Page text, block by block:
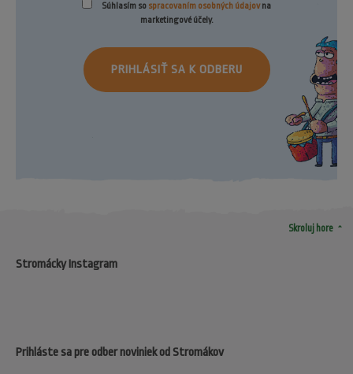
Súhlasím so spracovaním osobných údajovna
marketingové účely.
PRIHLÁSIŤ SA K ODBERU
Skroluj hore arrow_drop_up
Prihláste sa pre odber noviniek od Stromákov
Stromácky Instagram